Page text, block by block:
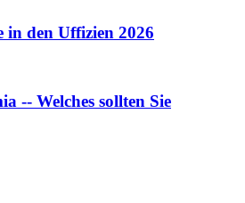
in den Uffizien 2026
-- Welches sollten Sie